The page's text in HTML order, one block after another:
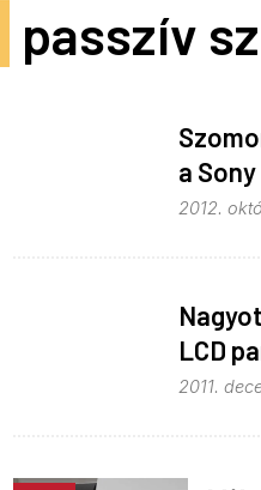
passzív
a Sony
2012.
LCD
2011.